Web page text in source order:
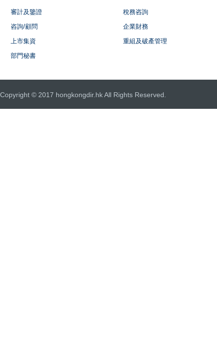
審計及鑒證
稅務咨詢
咨詢/顧問
企業財務
上市集資
重組及破產管理
部門秘書
Copyright © 2017 hongkongdir.hk All Rights Reserved.